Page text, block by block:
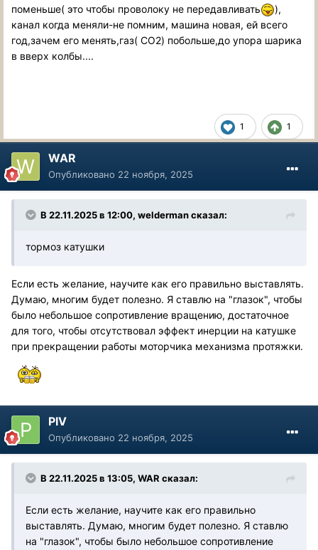
поменьше( это чтобы проволоку не передавливать
),
канал когда меняли-не помним, машина новая, ей всего
год,зачем его менять,газ( СО2) побольше,до упора шарика
в вверх колбы....
1 1
WAR
Опубликовано 22 ноября, 2025
В 22.11.2025 в 12:00, weldermanсказал:
тормоз катушки
Если есть желание, научите как его правильно выставлять.
Думаю, многим будет полезно. Я ставлю на "глазок", чтобы
было небольшое сопротивление вращению, достаточное
для того, чтобы отсутствовал эффект инерции на катушке
при прекращении работы моторчика механизма протяжки.
PIV
Опубликовано 22 ноября, 2025
В 22.11.2025 в 13:05, WAR сказал:
Если есть желание, научите как его правильно
выставлять. Думаю, многим будет полезно. Я ставлю
на "глазок", чтобы было небольшое сопротивление